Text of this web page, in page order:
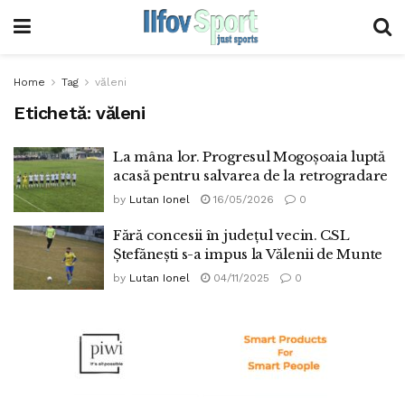
Home Tag văleni
Etichetă: văleni
La mâna lor. Progresul Mogoșoaia luptă
acasă pentru salvarea de la retrogradare
by Lutan Ionel 16/05/2026 0
Fără concesii în județul vecin. CSL
Ștefănești s-a impus la Vălenii de Munte
by Lutan Ionel 04/11/2025 0